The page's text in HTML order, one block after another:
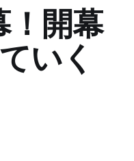
！開幕
いく